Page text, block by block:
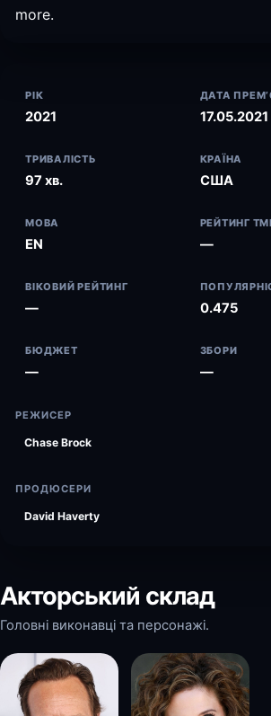
more.
РІК
2021
ДАТА
17.05.2021
ТРИВАЛІСТЬ
97 хв.
КРАЇНА
США
МОВА
EN
РЕЙТИНГ
—
ВІКОВИЙ РЕЙТИНГ
— 0.475
БЮДЖЕТ
—
ЗБОРИ
—
РЕЖИСЕР
Chase Brock
ПРОДЮСЕРИ
David Haverty
Акторський склад
Головні виконавці та персонажі.